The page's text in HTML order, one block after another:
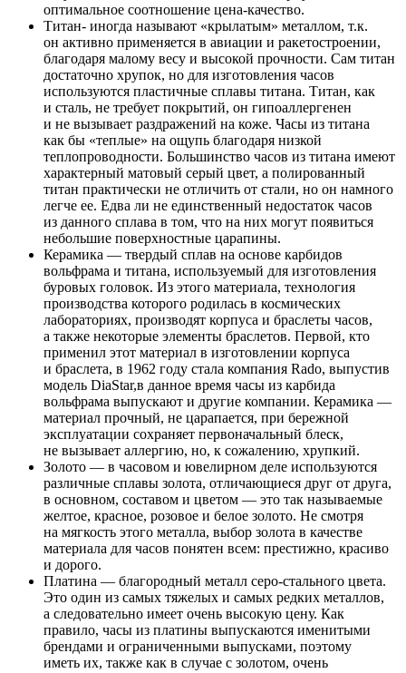
оптимальное соотношение цена-качество.
Титан- иногда называют «крылатым» металлом, т.к.
он активно применяется в авиации и ракетостроении,
благодаря малому весу и высокой прочности. Сам титан
достаточно хрупок, но для изготовления часов
используются пластичные сплавы титана. Титан, как
и сталь, не требует покрытий, он гипоаллергенен
и не вызывает раздражений на коже. Часы из титана
как бы «теплые» на ощупь благодаря низкой
теплопроводности. Большинство часов из титана имеют
характерный матовый серый цвет, а полированный
титан практически не отличить от стали, но он намного
легче ее. Едва ли не единственный недостаток часов
из данного сплава в том, что на них могут появиться
небольшие поверхностные царапины.
Керамика — твердый сплав на основе карбидов
вольфрама и титана, используемый для изготовления
буровых головок. Из этого материала, технология
производства которого родилась в космических
лабораториях, производят корпуса и браслеты часов,
а также некоторые элементы браслетов. Первой, кто
применил этот материал в изготовлении корпуса
и браслета, в 1962 году стала компания Rado, выпустив
модель DiaStar,в данное время часы из карбида
вольфрама выпускают и другие компании. Керамика —
материал прочный, не царапается, при бережной
эксплуатации сохраняет первоначальный блеск,
не вызывает аллергию, но, к сожалению, хрупкий.
Золото — в часовом и ювелирном деле используются
различные сплавы золота, отличающиеся друг от друга,
в основном, составом и цветом — это так называемые
желтое, красное, розовое и белое золото. Не смотря
на мягкость этого металла, выбор золота в качестве
материала для часов понятен всем: престижно, красиво
и дорого.
Платина — благородный металл серо-стального цвета.
Это один из самых тяжелых и самых редких металлов,
а следовательно имеет очень высокую цену. Как
правило, часы из платины выпускаются именитыми
брендами и ограниченными выпусками, поэтому
иметь их, также как в случае с золотом, очень